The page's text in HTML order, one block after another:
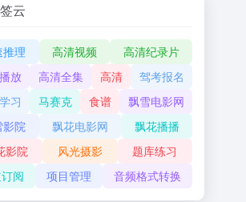
云
理 高清视频
高清纪录片
放
高清全集 高清
驾考报名
习
马赛克 食谱
飘雪电影网
影院
飘花电影网
飘花播播
影院
风光摄影
题库练习
阅
项目管理 音频格式转换